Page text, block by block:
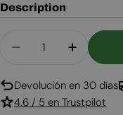
Description
Disminuir
Devolución en 30 días
4.6 / 5 en Trustpilot